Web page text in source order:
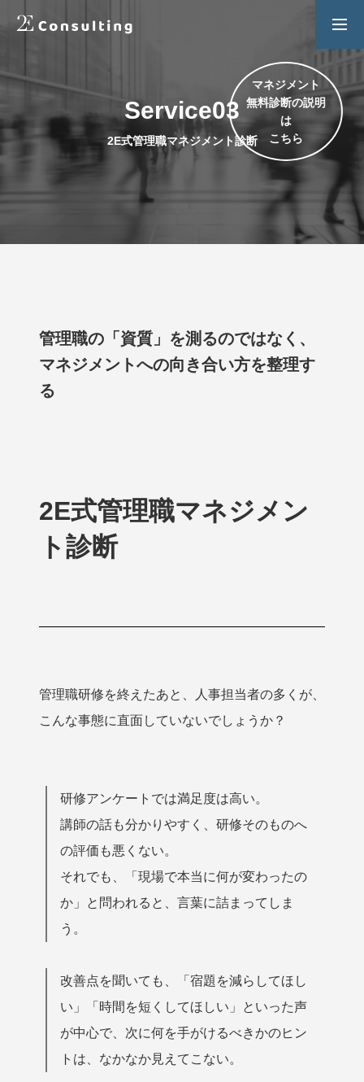
お問い合わせ
SERVICES
人材育成／経営サポートプログラム
CONTENTS
2E Consulting の人材育成について
Service03
2E式管理職マネジメント診断
管理職の「資質」を測るのではなく、
マネジメントへの向き合い方を整理す
る
2E式管理職マネジメン
ト診断
管理職研修を終えたあと、人事担当者の多くが、
こんな事態に直面していないでしょうか？
研修アンケートでは満足度は高い。
講師の話も分かりやすく、研修そのものへ
の評価も悪くない。
それでも、「現場で本当に何が変わったの
か」と問われると、言葉に詰まってしま
う。
改善点を聞いても、「宿題を減らしてほし
い」「時間を短くしてほしい」といった声
が中心で、次に何を手がけるべきかのヒン
トは、なかなか見えてこない。
マネジメント
無料診断の説明
は
こちら